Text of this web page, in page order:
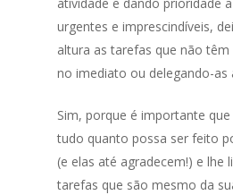
urgentes e imprescindíveis,
altura as tarefas que não têm
no imediato ou delegando-as
Sim, porque é importante
tudo quanto possa ser feito
(e elas até agradecem!) e lhe
tarefas que são mesmo da